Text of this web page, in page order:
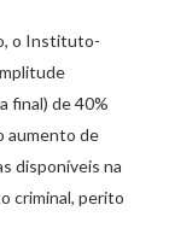
o Instituto-
final) de 40%
aumento de
disponíveis na
criminal, perito